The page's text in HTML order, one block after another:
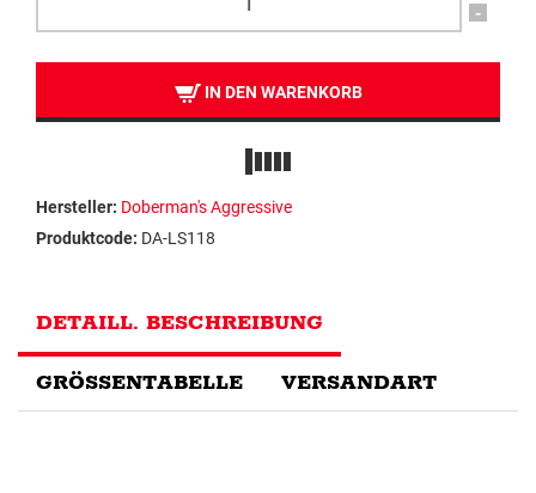
-
IN DEN WARENKORB
Hersteller: Doberman's Aggressive
Produktcode: DA-LS118
DETAILL. BESCHREIBUNG
GRÖSSENTABELLE VERSANDART